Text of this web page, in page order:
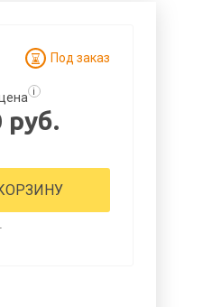
Под заказ
i
руб.